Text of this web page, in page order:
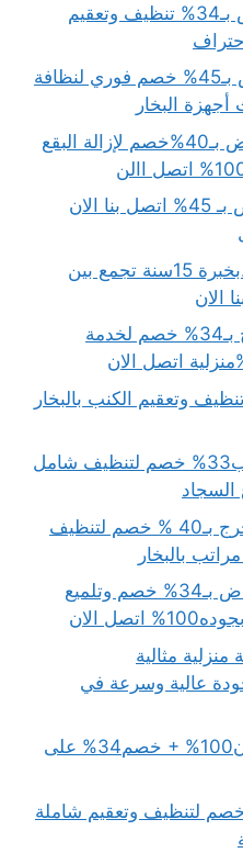
شركة تنظيف مكاتب بالرياض بـ34% تنظيف وتعقيم
شركة تنظيف بالبخار بالرياض بـ45% خصم فوري لنظافة
البخار
شركة تنظيف الجدران بالرياض بـ40%خصم لإزالة البقع
شركة تنظيف شبابيك بالرياض بـ 45% اتصل بنا الان
شركة ترميم منازل بالرياض..بخبرة 15سنة تجمع بين
شركة تنظيف خزانات بالخرج بـ34% خصم لخدمة
وتعقيم الكنب بالبخار
شركة تنظيف سجاد بالخرج ب33% خصم لتنظيف شامل
شركة تنظيف مفروشات بالخرج بـ40 % خصم لتنظيف
بالبخار
شركة تنظيف سيراميك بالرياض بـ34% خصم وتلميع
الان
مثالية
عالية وسرعة في
تكسير جدران بالرياض بضمان100% + خصم34% على
تنظيف بساجر بـ33%خصم لتنظيف وتعقيم شاملة